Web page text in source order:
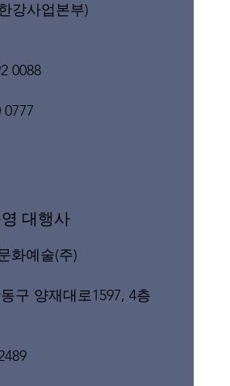
강사업본부)
0088
0777
대행사
화예술(주)
구 양재대로1597, 4층